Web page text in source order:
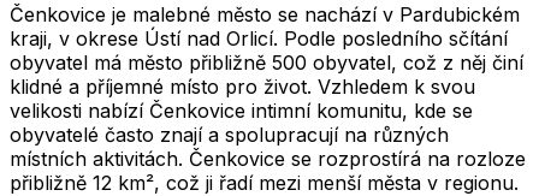
Čenkovice je malebné město se nachází v Pardubickém
kraji, v okrese Ústí nad Orlicí. Podle posledního sčítání
obyvatel má město přibližně 500 obyvatel, což z něj činí
klidné a příjemné místo pro život. Vzhledem k svou
velikosti nabízí Čenkovice intimní komunitu, kde se
obyvatelé často znají a spolupracují na různých
místních aktivitách. Čenkovice se rozprostírá na rozloze
přibližně 12 km², což ji řadí mezi menší města v regionu.